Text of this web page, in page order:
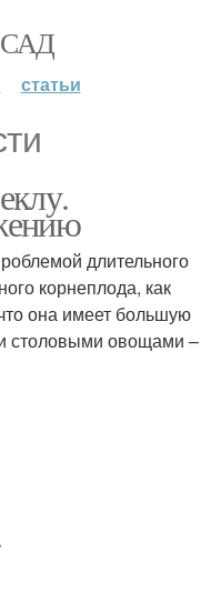
статьи
длительного
корнеплода, как
она имеет большую
столовыми овощами –